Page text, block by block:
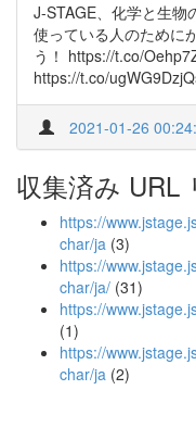
J-STAGE、化学と生物
使っている人のために
う！ https://t.co/
https://t.co/
2021-01-26
収集済み URL
https://
char/ja (3)
https://
char/ja/ (31)
https://
(1)
https://
char/ja (2)